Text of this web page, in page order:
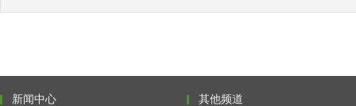
新闻中心 其他频道